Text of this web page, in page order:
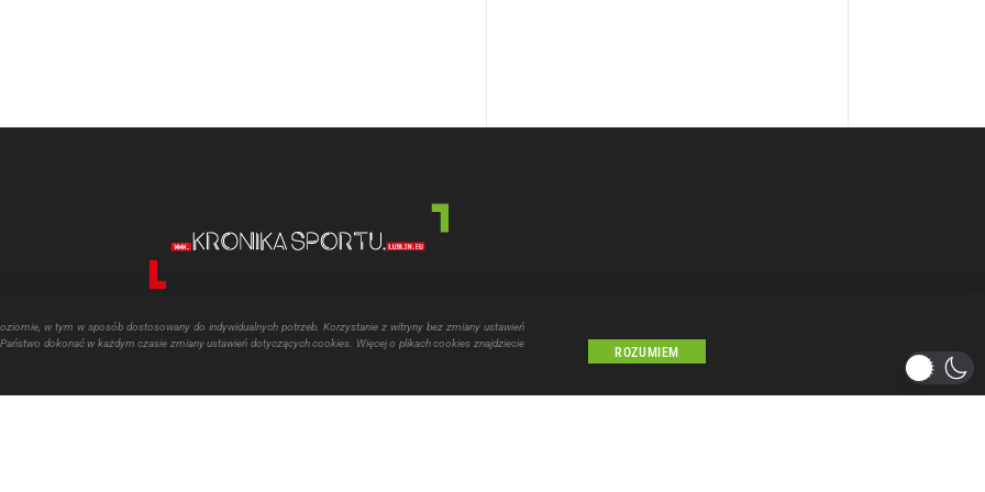
w tym w sposób dostosowany do indywidualnych potrzeb. Korzystanie z witryny bez zmiany ustawień
dokonać w każdym czasie zmiany ustawień dotyczących cookies. Więcej o plikach cookies znajdziecie
ROZUMIEM